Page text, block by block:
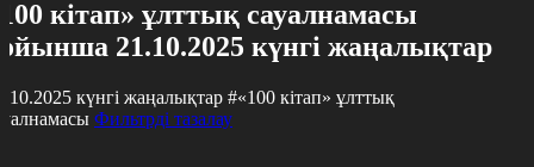
кітап» ұлттық сауалнамасы
21.10.2025 күнгі жаңалықтар
күнгі жаңалықтар #«100 кітап» ұлттық
Фильтрді тазалау